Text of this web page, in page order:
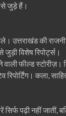
जुड़े हैं।
उत्तराखंड की
विशेष रिपोर्ट्स।
वाली फील्ड स्टोरीज़।
रिपोर्टिंग। कला,
पढ़ी नहीं जातीं,